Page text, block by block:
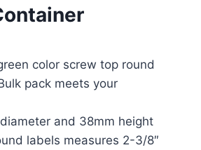
color screw top round
pack meets your
and 38mm height
labels measures 2-3/8″